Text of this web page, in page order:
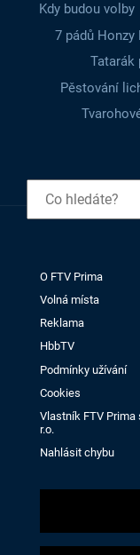
Kdy budou volby
7 pádů Honzy
Tatarák
Pěstování
O FTV Prima
Volná místa
Reklama
HbbTV
Podmínky užívání
Cookies
Vlastník FTV Prima
r.o.
Nahlásit chybu